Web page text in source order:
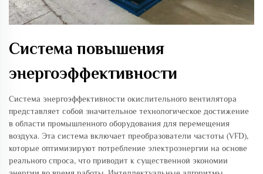
Система повышения
энергоэффективности
Система энергоэффективности окислительного вентилятора
представляет собой значительное технологическое достижение
в области промышленного оборудования для перемещения
воздуха. Эта система включает преобразователи частоты (VFD),
которые оптимизируют потребление электроэнергии на основе
реального спроса, что приводит к существенной экономии